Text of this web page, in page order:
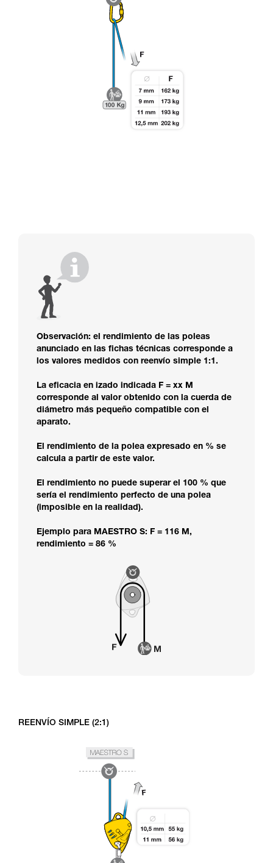
Observación: el rendimiento de las poleas
anunciado en las fichas técnicas corresponde a
los valores medidos con reenvío simple 1:1.
La eficacia en izado indicada F = xx M
corresponde al valor obtenido con la cuerda de
diámetro más pequeño compatible con el
aparato.
El rendimiento de la polea expresado en % se
calcula a partir de este valor.
El rendimiento no puede superar el 100 % que
sería el rendimiento perfecto de una polea
(imposible en la realidad).
Ejemplo para MAESTRO S: F = 116 M,
rendimiento = 86 %
REENVÍO SIMPLE (2:1)